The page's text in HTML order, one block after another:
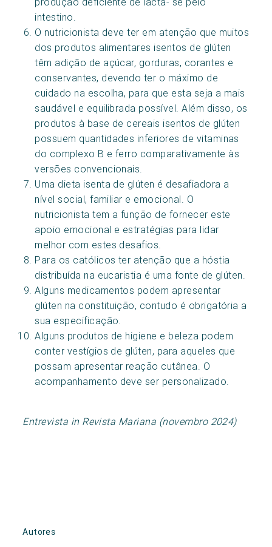
intestino.
O nutricionista deve ter em atenção que muitos
dos produtos alimentares isentos de glúten
têm adição de açúcar, gorduras, corantes e
conservantes, devendo ter o máximo de
cuidado na escolha, para que esta seja a mais
saudável e equilibrada possível. Além disso, os
produtos à base de cereais isentos de glúten
possuem quantidades inferiores de vitaminas
do complexo B e ferro comparativamente às
versões convencionais.
Uma dieta isenta de glúten é desafiadora a
nível social, familiar e emocional. O
nutricionista tem a função de fornecer este
apoio emocional e estratégias para lidar
melhor com estes desafios.
Para os católicos ter atenção que a hóstia
distribuída na eucaristia é uma fonte de glúten.
Alguns medicamentos podem apresentar
glúten na constituição, contudo é obrigatória a
sua especificação.
Alguns produtos de higiene e beleza podem
conter vestígios de glúten, para aqueles que
possam apresentar reação cutânea. O
acompanhamento deve ser personalizado.
Entrevista in Revista Mariana (novembro 2024)
Autores